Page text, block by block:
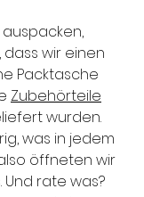
wir einen
Packtasche
Zubehörteile
wurden.
was in jedem
öffneten wir
Und rate was?